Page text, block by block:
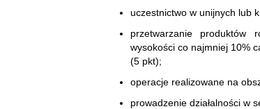
uczestnictwo w unijnych lub
przetwarzanie produktów
wysokości co najmniej 10%
(5 pkt);
operacje realizowane na
prowadzenie działalności w